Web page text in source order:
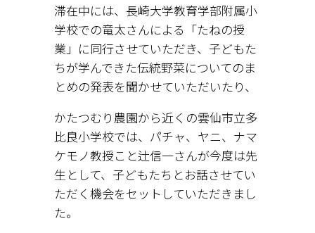
滞在中には、長崎大学教育学部附属小
学校での竜太さんによる「たねの授
業」に同行させていただき、子どもた
ちが学んできた伝統野菜についてのま
とめの発表を聞かせていただいたり、
かたつむり農園から近くの雲仙市立多
比良小学校では、パチャ、ヤニ、ナマ
ケモノ教授こと辻信一さんが今度は先
生として、子どもたちとお話させてい
ただく機会をセットしていただきまし
た。